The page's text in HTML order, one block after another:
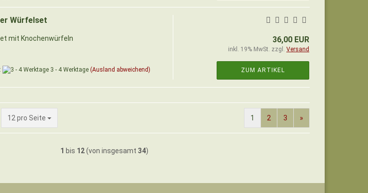
Würfelset
mit Knochenwürfeln
3 - 4 Werktage (Ausland abweichend)
36,00 EUR
inkl. 19% MwSt. zzgl. Versand
ZUM ARTIKEL
12 pro Seite
pro Seite 1 2 3 »
1 bis 12(von insgesamt 34)